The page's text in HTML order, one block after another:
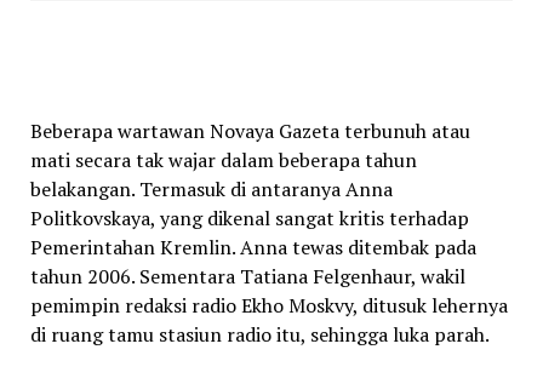
Beberapa wartawan Novaya Gazeta terbunuh atau
mati secara tak wajar dalam beberapa tahun
belakangan. Termasuk di antaranya Anna
Politkovskaya, yang dikenal sangat kritis terhadap
Pemerintahan Kremlin. Anna tewas ditembak pada
tahun 2006. Sementara Tatiana Felgenhaur, wakil
pemimpin redaksi radio Ekho Moskvy, ditusuk lehernya
di ruang tamu stasiun radio itu, sehingga luka parah.